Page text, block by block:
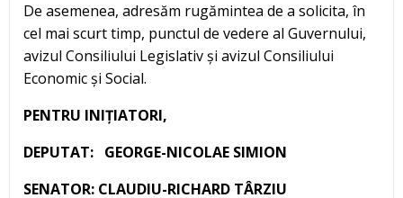
De asemenea, adresăm rugămintea de a solicita, în
cel mai scurt timp, punctul de vedere al Guvernului,
avizul Consiliului Legislativ și avizul Consiliului
Economic și Social.
PENTRU INIȚIATORI,
DEPUTAT: GEORGE-NICOLAE SIMION
SENATOR: CLAUDIU-RICHARD TÂRZIU